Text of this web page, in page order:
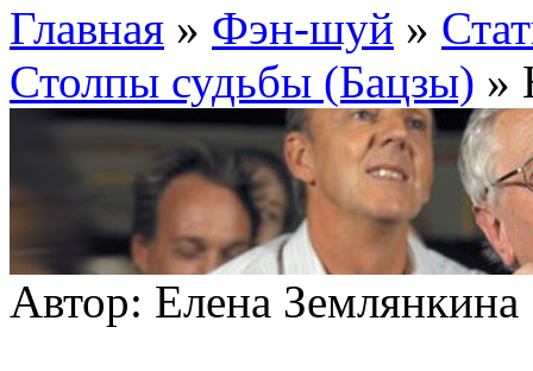
Главная » Фэн-шуй »
Столпы судьбы (Бацзы) »
Автор: Елена